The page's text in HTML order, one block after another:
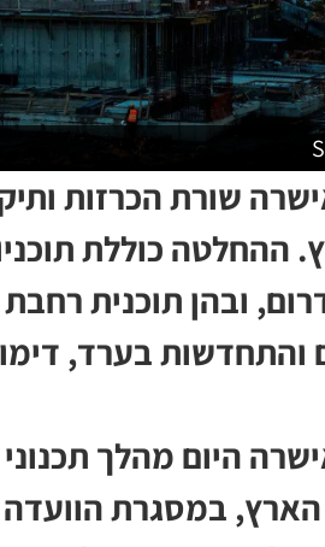
ההחלטה כוללת
ובהן תוכנית
והתחדשות בערד,
הארץ, במסגרת